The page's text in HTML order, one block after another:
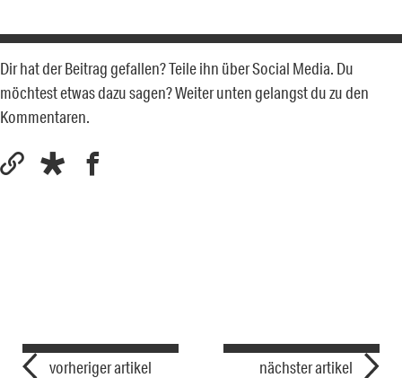
Dir hat der Beitrag gefallen? Teile ihn über Social Media. Du
möchtest etwas dazu sagen? Weiter unten gelangst du zu den
Kommentaren.
vorheriger artikel nächster artikel